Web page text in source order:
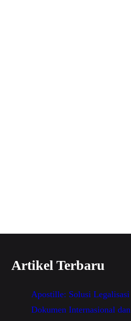
Artikel Terbaru
Apostille: Solusi Legalisasi
Dokumen Internasional dan